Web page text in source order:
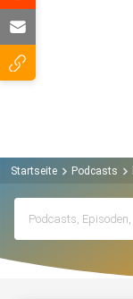
Startseite Podcasts